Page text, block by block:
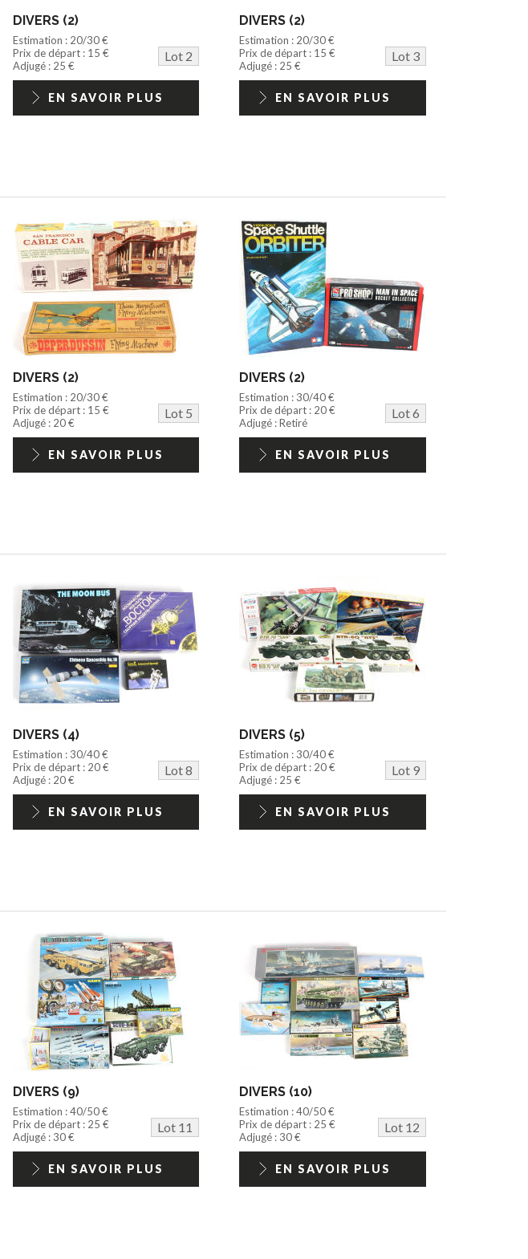
DIVERS (2)
Estimation : 20/30 €
Prix de départ : 15 €
Lot 2
Adjugé : 25 €
EN SAVOIR PLUS
DIVERS (2)
Estimation : 20/30 €
Prix de départ : 15 €
Lot 3
Adjugé : 25 €
EN SAVOIR PLUS
DIVERS (2)
Estimation : 20/30 €
Prix de départ : 15 €
Lot 5
Adjugé : 20 €
EN SAVOIR PLUS
DIVERS (2)
Estimation : 30/40 €
Prix de départ : 20 €
Lot 6
Adjugé : Retiré
EN SAVOIR PLUS
DIVERS (4)
Estimation : 30/40 €
Prix de départ : 20 €
Lot 8
Adjugé : 20 €
EN SAVOIR PLUS
DIVERS (5)
Estimation : 30/40 €
Prix de départ : 20 €
Lot 9
Adjugé : 25 €
EN SAVOIR PLUS
DIVERS (9)
Estimation : 40/50 €
Prix de départ : 25 €
Lot 11
Adjugé : 30 €
EN SAVOIR PLUS
DIVERS (10)
Estimation : 40/50 €
Prix de départ : 25 €
Lot 12
Adjugé : 30 €
EN SAVOIR PLUS